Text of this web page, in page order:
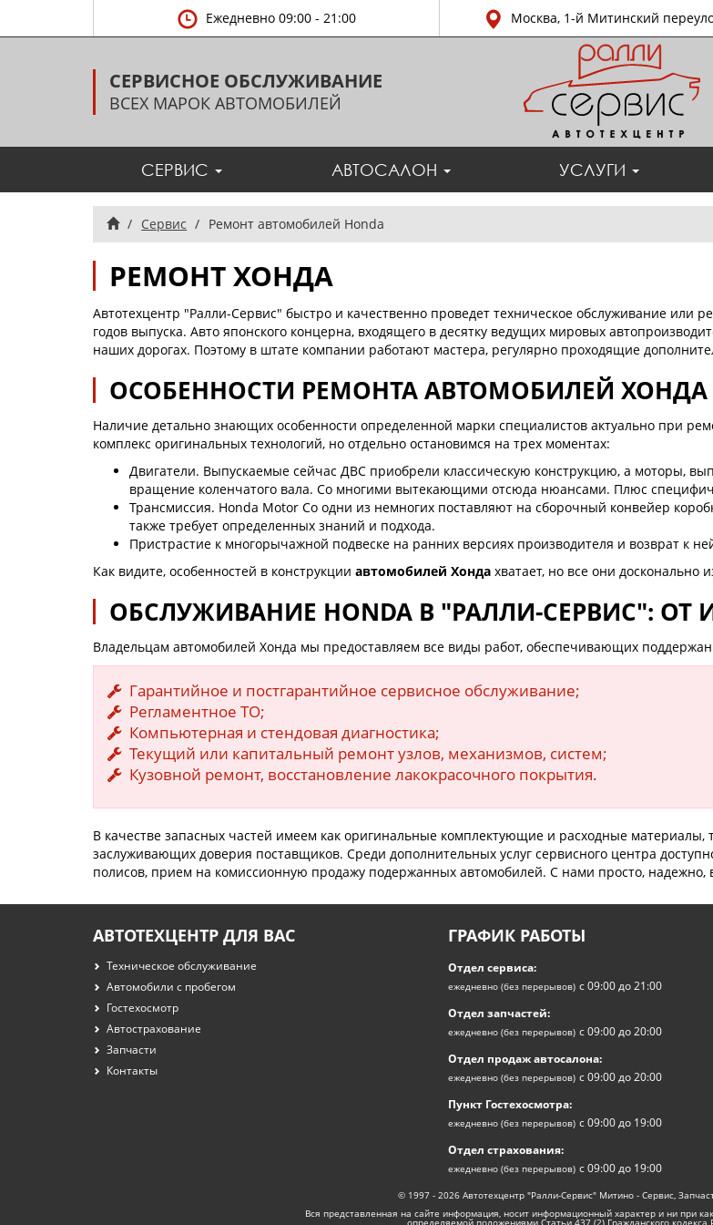
Главная
Сервис Ремонт автомобилей Honda
РЕМОНТ ХОНДА
Автотехцентр "Ралли-Сервис" быстро и качественно проведет техническое обслуживание или
годов выпуска. Авто японского концерна, входящего в десятку ведущих мировых
наших дорогах. Поэтому в штате компании работают мастера, регулярно проходящие
ОСОБЕННОСТИ РЕМОНТА АВТОМОБИЛЕЙ ХОНДА
Наличие детально знающих особенности определенной марки специалистов актуально при
комплекс оригинальных технологий, но отдельно остановимся на трех моментах:
Двигатели. Выпускаемые сейчас ДВС приобрели классическую конструкцию, а моторы,
вращение коленчатого вала. Со многими вытекающими отсюда нюансами. Плюс
Трансмиссия. Honda Motor Co одни из немногих поставляют на сборочный конвейер
также требует определенных знаний и подхода.
Пристрастие к многорычажной подвеске на ранних версиях производителя и возврат к
Как видите, особенностей в конструкции автомобилей Хонда хватает, но все они досконально
ОБСЛУЖИВАНИЕ HONDA В "РАЛЛИ-СЕРВИС": ОТ
Владельцам автомобилей Хонда мы предоставляем все виды работ, обеспечивающих
Гарантийное и постгарантийное сервисное обслуживание;
Регламентное ТО;
Компьютерная и стендовая диагностика;
Текущий или капитальный ремонт узлов, механизмов, систем;
Кузовной ремонт, восстановление лакокрасочного покрытия.
В качестве запасных частей имеем как оригинальные комплектующие и расходные материалы,
заслуживающих доверия поставщиков. Среди дополнительных услуг сервисного центра
полисов, прием на комиссионную продажу подержанных автомобилей. С нами просто, надежно,
Ежедневно 09:00 - 21:00 Москва, 1-й Митинский
СЕРВИСНОЕ ОБСЛУЖИВАНИЕ
ВСЕХ МАРОК АВТОМОБИЛЕЙ
СЕРВИС АВТОСАЛОН УСЛУГИ
АВТОТЕХЦЕНТР ДЛЯ ВАС
Техническое обслуживание
Автомобили с пробегом
Гостехосмотр
Автострахование
Запчасти
Контакты
ГРАФИК РАБОТЫ
Отдел сервиса:
ежедневно (без перерывов) с 09:00 до 21:00
Отдел запчастей:
ежедневно (без перерывов) с 09:00 до 20:00
Отдел продаж автосалона:
ежедневно (без перерывов) с 09:00 до 20:00
Пункт Гостехосмотра:
ежедневно (без перерывов) с 09:00 до 19:00
Отдел страхования:
ежедневно (без перерывов) с 09:00 до 19:00
© 1997 - 2026 Автотехцентр "Ралли-Сервис" Митино - Сервис,
Вся представленная на сайте информация, носит информационный характер и ни при
определяемой положениями Статьи 437 (2) Гражданского кодекса